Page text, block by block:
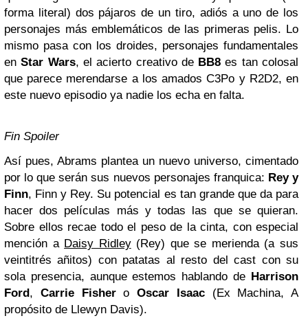
forma literal) dos pájaros de un tiro, adiós a uno de los
personajes más emblemáticos de las primeras pelis. Lo
mismo pasa con los droides, personajes fundamentales
enStar Wars, el acierto creativo de BB8 es tan colosal
que parece merendarse a los amados C3Po y R2D2, en
este nuevo episodio ya nadie los echa en falta.
Fin Spoiler
Así pues, Abrams plantea un nuevo universo, cimentado
por lo que serán sus nuevos personajes franquica: Rey y
Finn, Finn y Rey. Su potencial es tan grande que da para
hacer dos películas más y todas las que se quieran.
Sobre ellos recae todo el peso de la cinta, con especial
mención a Daisy Ridley(Rey) que se merienda (a sus
veintitrés añitos) con patatas al resto del cast con su
sola presencia, aunque estemos hablando de Harrison
Ford, Carrie Fishero Oscar Isaac(Ex Machina, A
propósito de Llewyn Davis).